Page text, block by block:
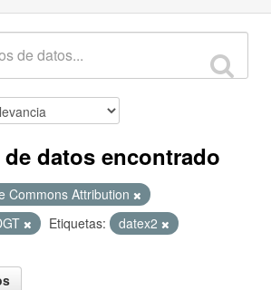
datos encontrado
Commons Attribution
Etiquetas:
datex2